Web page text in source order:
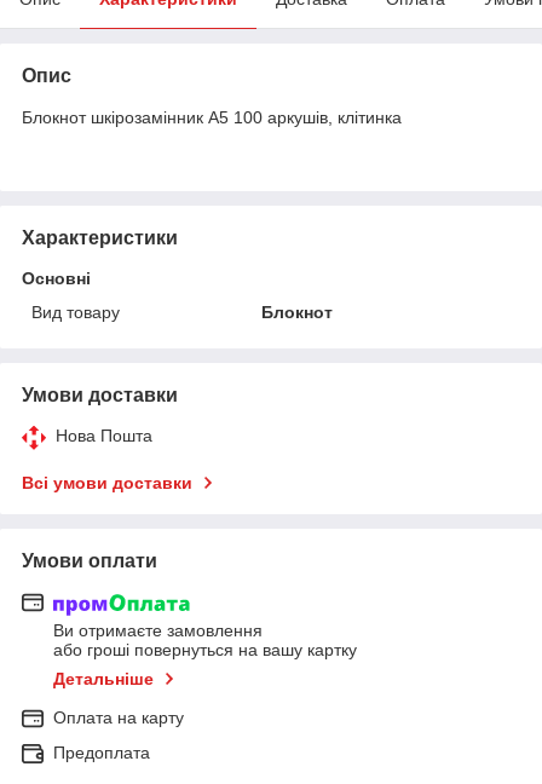
Опис
Блокнот шкірозамінник А5 100 аркушів, клітинка
Характеристики
Основні
Вид товару
Блокнот
Умови доставки
Нова Пошта
Всі умови доставки
Умови оплати
Ви отримаєте замовлення
або гроші повернуться на вашу картку
Детальніше
Оплата на карту
Предоплата